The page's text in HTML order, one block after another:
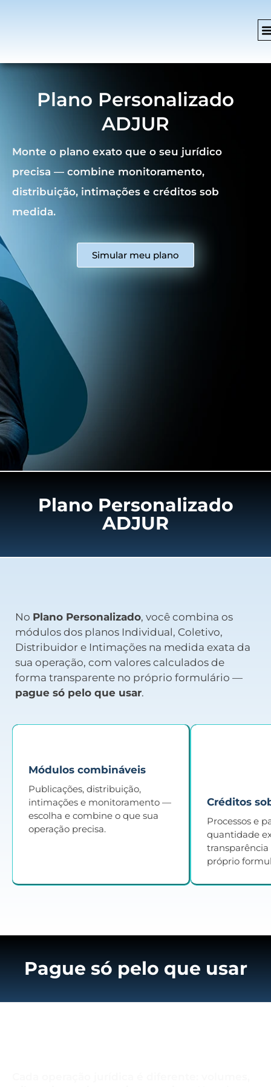
Plano Personalizado
ADJUR
Monte o plano exato que o seu jurídico
precisa — combine monitoramento,
distribuição, intimações e créditos sob
medida.
Simular meu plano
Plano Personalizado
ADJUR
Módulos combináveis
Publicações, distribuição,
intimações e monitoramento —
escolha e combine o que sua
operação precisa.
Créditos
Processos e
quantidade
transparência
próprio
No Plano Personalizado, você combina os
módulos dos planos Individual, Coletivo,
Distribuidor e Intimações na medida exata da
sua operação, com valores calculados de
forma transparente no próprio formulário —
pague só pelo que usar.
Pague só pelo que usar